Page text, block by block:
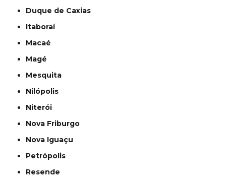
Duque de Caxias
Itaboraí
Macaé
Magé
Mesquita
Nilópolis
Niterói
Nova Friburgo
Nova Iguaçu
Petrópolis
Resende